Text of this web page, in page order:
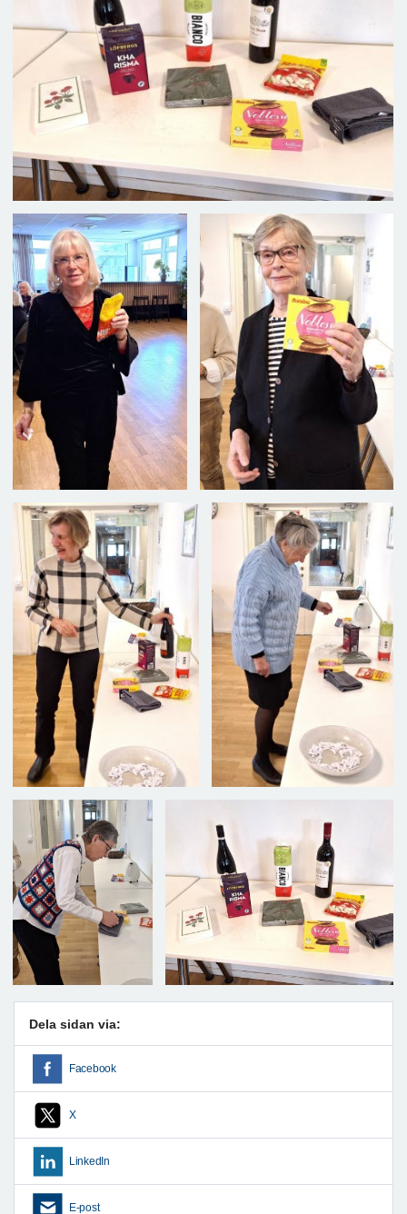
Dela sidan via:
Facebook
X
LinkedIn
E-post